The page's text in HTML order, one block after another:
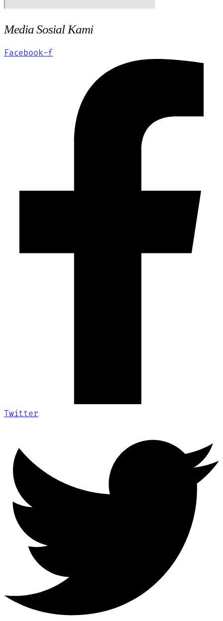
Media Sosial Kami
Facebook-f
Twitter